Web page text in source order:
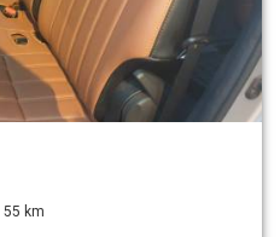
55 km